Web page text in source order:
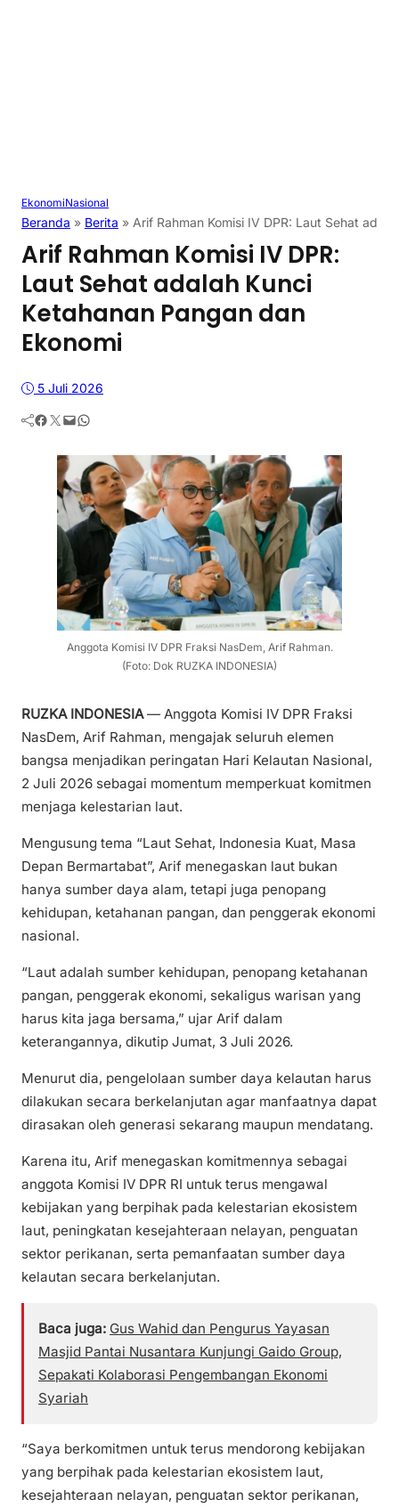
EkonomiNasional
Beranda » Berita » Arif Rahman Komisi IV DPR: Laut Sehat
Arif Rahman Komisi IV DPR:
Laut Sehat adalah Kunci
Ketahanan Pangan dan
Ekonomi
5 Juli 2026
Facebook Twitter Mail WhatsApp
Anggota Komisi IV DPR Fraksi NasDem, Arif Rahman.
(Foto: Dok RUZKA INDONESIA)
RUZKA INDONESIA— Anggota Komisi IV DPR Fraksi
NasDem, Arif Rahman, mengajak seluruh elemen
bangsa menjadikan peringatan Hari Kelautan Nasional,
2 Juli 2026 sebagai momentum memperkuat komitmen
menjaga kelestarian laut.
Mengusung tema “Laut Sehat, Indonesia Kuat, Masa
Depan Bermartabat”, Arif menegaskan laut bukan
hanya sumber daya alam, tetapi juga penopang
kehidupan, ketahanan pangan, dan penggerak ekonomi
nasional.
“Laut adalah sumber kehidupan, penopang ketahanan
pangan, penggerak ekonomi, sekaligus warisan yang
harus kita jaga bersama,” ujar Arif dalam
keterangannya, dikutip Jumat, 3 Juli 2026.
Menurut dia, pengelolaan sumber daya kelautan harus
dilakukan secara berkelanjutan agar manfaatnya dapat
dirasakan oleh generasi sekarang maupun mendatang.
Karena itu, Arif menegaskan komitmennya sebagai
anggota Komisi IV DPR RI untuk terus mengawal
kebijakan yang berpihak pada kelestarian ekosistem
laut, peningkatan kesejahteraan nelayan, penguatan
sektor perikanan, serta pemanfaatan sumber daya
kelautan secara berkelanjutan.
Baca juga: Gus Wahid dan Pengurus Yayasan
Masjid Pantai Nusantara Kunjungi Gaido Group,
Sepakati Kolaborasi Pengembangan Ekonomi
Syariah
“Saya berkomitmen untuk terus mendorong kebijakan
yang berpihak pada kelestarian ekosistem laut,
kesejahteraan nelayan, penguatan sektor perikanan,